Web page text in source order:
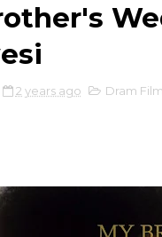
2 years ago Dram